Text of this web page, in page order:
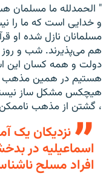
" الحمدلله ما مسلمان
و خدایی است که ما را
مسلمانان نازل شده او
هم می‌پذیرند. شب و روز
دولت و همه کسان این
هستیم در همین مذهب
هیچکس مشکل ساز
، گشتن از مذهب
اسماعیلیه در
افراد مسلح